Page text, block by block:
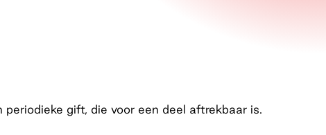
gift, die voor een deel aftrekbaar is.